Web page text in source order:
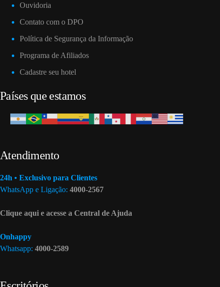
Ouvidoria
Contato com o DPO
Política de Segurança da Informação
Programa de Afiliados
Cadastre seu hotel
Países que estamos
Atendimento
24h • Exclusivo para Clientes
WhatsApp e Ligação: 4000-2567
Clique aqui e acesse a Central de Ajuda
Onhappy
Whatsapp: 4000-2589